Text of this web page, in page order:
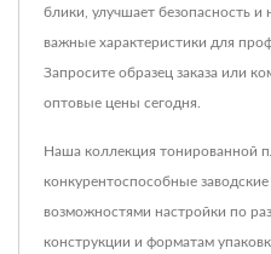
блики, улучшает безопасность
важные характеристики для
Запросите образец заказа или
оптовые цены сегодня.
Наша коллекция тонированной
конкурентоспособные
возможностями настройки по
конструкции и форматам